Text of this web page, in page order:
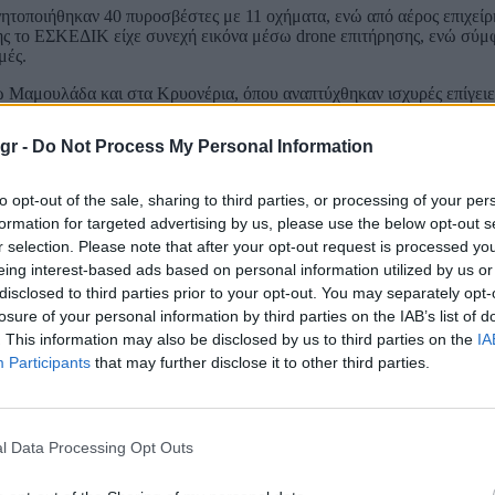
- Do Not Process My Personal Information
opt-out of the sale, sharing to third parties, or processing of your
for targeted advertising by us, please use the below opt-out
selection. Please note that after your opt-out request is processed
interest-based ads based on personal information utilized by us
to third parties prior to your opt-out. You may separately
of your personal information by third parties on the IAB’s list of
This information may also be disclosed by us to third parties on the
Participants that may further disclose it to other third parties.
Data Processing Opt Outs
40 πυροσβέστες με 11 οχήματα, ενώ από αέρος
το ΕΣΚΕΔΙΚ είχε συνεχή εικόνα μέσω drone επιτήρησης, ενώ
και στα Κρυονέρια, όπου αναπτύχθηκαν ισχυρές
λιγότερο από δύο ώρες, παρά τους ισχυρούς ανέμους που
Προστασίας, «η άμεση κινητοποίηση του επιχειρησιακού
των drones επιτήρησης, καθώς και η έγκαιρη έκδοση μηνυμάτων
και να τεθούν υπό έλεγχο, χωρίς να εξελιχθούν σε μεγάλα
προβλήματα προκάλεσαν οι ισχυροί άνεμοι, με τουλάχιστον
πολύ υψηλό κίνδυνο πυρκαγιάς (κατηγορία 4) για την Αττική
Φωκίδα, Εύβοια και Σκύρο), το Βόρειο Αιγαίο (Λέσβο
κίνδυνος (κατηγορία 3) προβλέπεται και σε αρκετές ακόμη
ενώ το υπουργείο Κλιματικής Κρίσης και Πολιτικής
από αμέλεια.